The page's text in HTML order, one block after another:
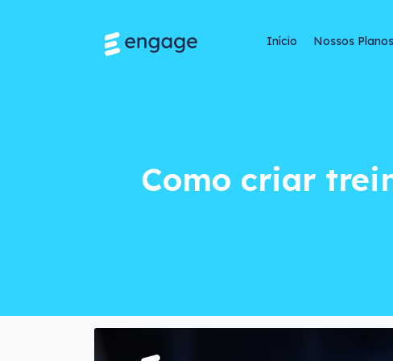
Início Nossos Planos
Como criar